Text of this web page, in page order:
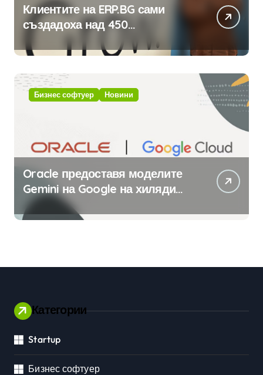
Клиентите на ERP.BG сами
създадоха над 450
приложения за ERP системата
с помощта на вградения в нея
изкуствен интелект
Бизнес софтуер Новини
Oracle предоставя моделите
Gemini на Google на хиляди
клиенти на бизнес
приложения
Категории
Startup
Бизнес софтуер